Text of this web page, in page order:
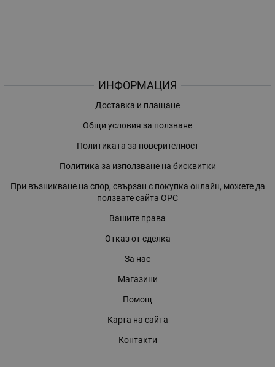
ИНФОРМАЦИЯ
Доставка и плащане
Общи условия за ползване
Политиката за поверителност
Политика за използване на бисквитки
При възникване на спор, свързан с покупка онлайн, можете да
ползвате сайта ОРС
Вашите права
Отказ от сделка
За нас
Магазини
Помощ
Карта на сайта
Контакти